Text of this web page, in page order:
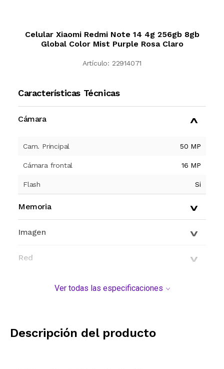
Celular Xiaomi Redmi Note 14 4g 256gb 8gb
Global Color Mist Purple Rosa Claro
Artículo: 22914071
Características Técnicas
Cámara
Cam. Principal 50 MP
Cámara frontal 16 MP
Flash Si
Memoria
Imagen
Red
Conectividad
Modelo y origen
Ver todas las especificaciones
Descripción del producto